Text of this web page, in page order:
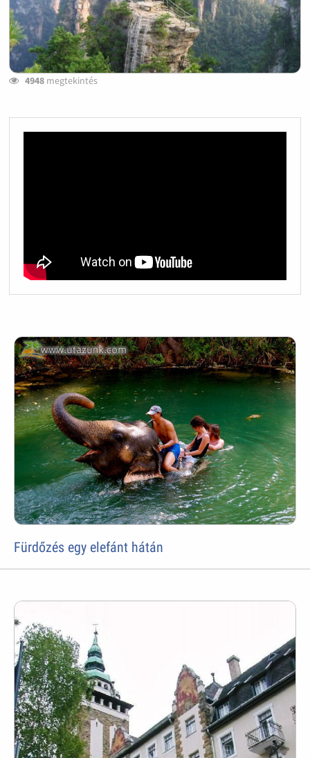
4948megtekintés
Fürdőzés egy elefánt hátán